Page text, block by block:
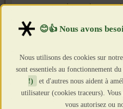
ayant pour but de
l’intimidation ou la terreur
prénom ont
cette fois, ne jouit pas
« présumé », n’a pas
Nous utilisons des cookies sur
sont essentiels au fonctionnement du
!)
et d'autres nous aident à
utilisateur (cookies traceurs).
vous autorisez ou